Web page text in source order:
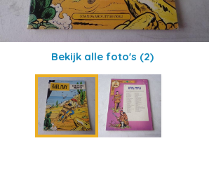
Bekijk alle foto's (2)